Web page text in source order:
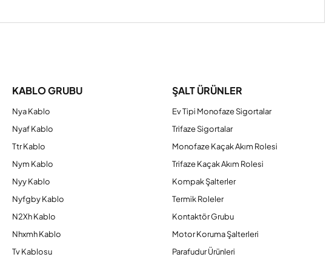
KABLO GRUBU
Nya Kablo
Nyaf Kablo
Ttr Kablo
Nym Kablo
Nyy Kablo
Nyfgby Kablo
N2Xh Kablo
Nhxmh Kablo
Tv Kablosu
ŞALT ÜRÜNLER
Ev Tipi Monofaze Sigortalar
Trifaze Sigortalar
Monofaze Kaçak Akım Rolesi
Trifaze Kaçak Akım Rolesi
Kompak Şalterler
Termik Roleler
Kontaktör Grubu
Motor Koruma Şalterleri
Parafudur Ürünleri